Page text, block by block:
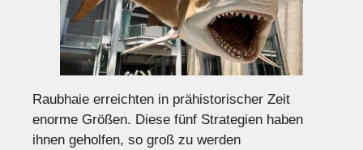
Raubhaie erreichten in prähistorischer Zeit
enorme Größen. Diese fünf Strategien haben
ihnen geholfen, so groß zu werden